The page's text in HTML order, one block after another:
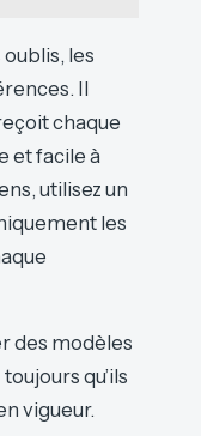
les
Il
chaque
et facile à
utilisez un
les
des modèles
qu’ils
vigueur.